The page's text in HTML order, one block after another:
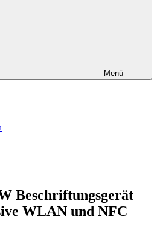
Menü
Beschriftungsgerät
WLAN und NFC